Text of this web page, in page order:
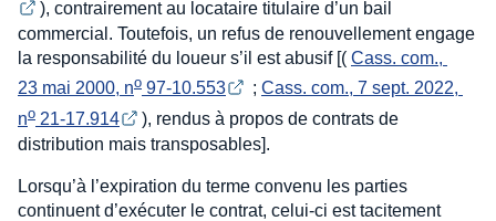
), contrairement au locataire titulaire d’un bail
commercial. Toutefois, un refus de renouvellement engage
la responsabilité du loueur s’il est abusif [( Cass. com.,
23 mai 2000, no 97-10.553 ; Cass. com., 7 sept. 2022,
no 21-17.914
), rendus à propos de contrats de
distribution mais transposables].
Lorsqu’à l’expiration du terme convenu les parties
continuent d’exécuter le contrat, celui-ci est tacitement